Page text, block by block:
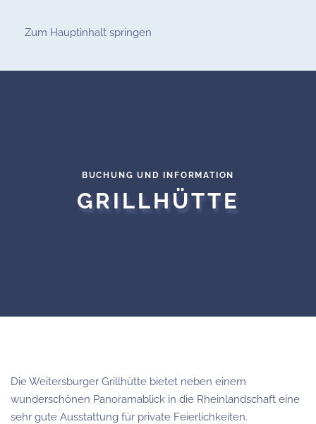
Zum Hauptinhalt springen
BUCHUNG UND INFORMATION
GRILLHÜTTE
Die Weitersburger Grillhütte bietet neben einem
wunderschönen Panoramablick in die Rheinlandschaft eine
sehr gute Ausstattung für private Feierlichkeiten.